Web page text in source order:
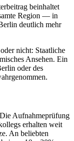
beinhaltet
Region — in
deutlich mehr
nicht: Staatliche
Ansehen. Ein
oder des
Die Aufnahmeprüfung
erhalten weit
An beliebten